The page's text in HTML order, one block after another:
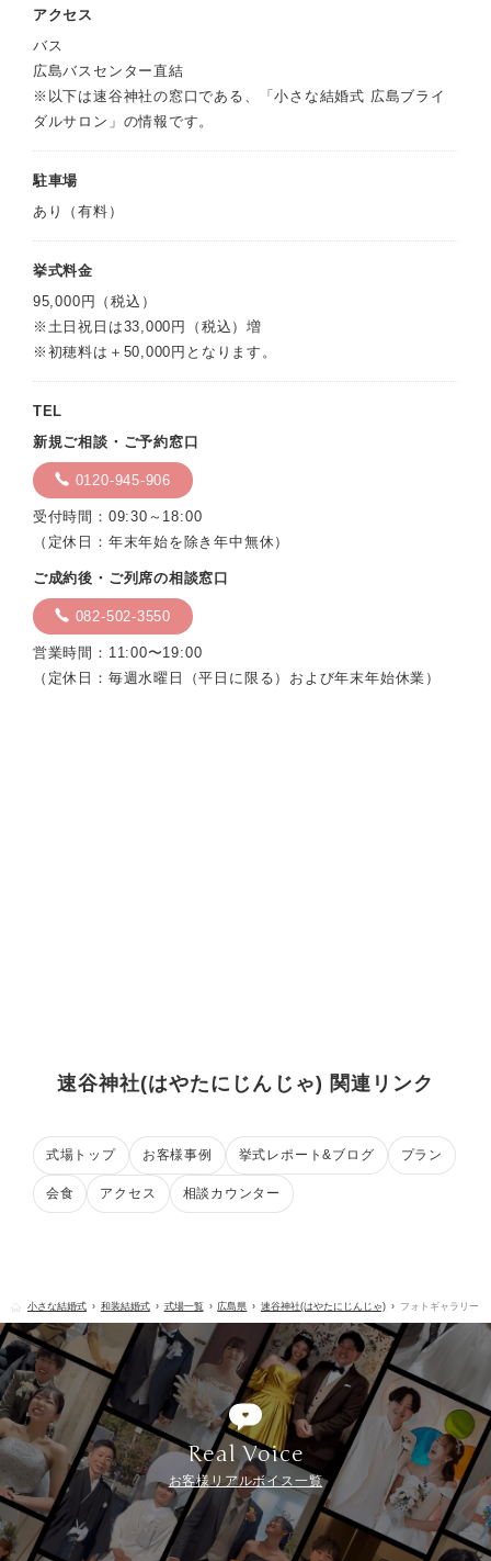
アクセス
バス
広島バスセンター直結
※以下は速谷神社の窓口である、「小さな結婚式 広島ブライ
ダルサロン」の情報です。
駐車場
あり（有料）
挙式料金
95,000円（税込）
※土日祝日は33,000円（税込）増
※初穂料は＋50,000円となります。
TEL
新規ご相談・ご予約窓口
0120-945-906
受付時間：09:30～18:00
（定休日：年末年始を除き年中無休）
ご成約後・ご列席の相談窓口
082-502-3550
営業時間：11:00〜19:00
（定休日：毎週水曜日（平日に限る）および年末年始休業）
速谷神社(はやたにじんじゃ) 関連リンク
式場トップ お客様事例 挙式レポート&ブログ プラン
会食 アクセス 相談カウンター
小さな結婚式 和装結婚式 式場一覧 広島県 速谷神社(はやたにじんじゃ) フォトギャラリー
Real Voice
お客様リアルボイス一覧